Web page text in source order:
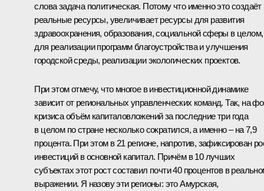
слова задача политическая. Потому что именно это создаёт
реальные ресурсы, увеличивает ресурсы для развития
здравоохранения, образования, социальной сферы в целом,
для реализации программ благоустройства и улучшения
городской среды, реализации экологических проектов.
При этом отмечу, что многое в инвестиционной динамике
зависит от региональных управленческих команд. Так, на
кризиса объём капиталовложений за последние три года
в целом по стране несколько сократился, а именно – на 7,9
процента. При этом в 21 регионе, напротив, зафиксирован
инвестиций в основной капитал. Причём в 10 лучших
субъектах этот рост составил почти 40 процентов в
выражении. Я назову эти регионы: это Амурская,